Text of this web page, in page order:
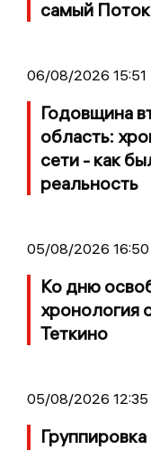
самый Поток
06/08/2026 15:51
Годовщина
область:
сети - как
реальность
05/08/2026 16:50
Ко дню
хронология
Теткино
05/08/2026 12:35